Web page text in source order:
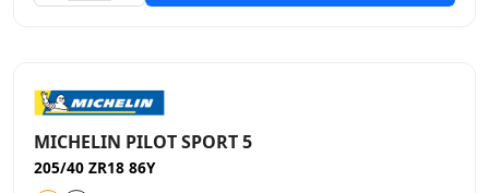
MICHELIN PILOT SPORT 5
205/40 ZR18 86Y